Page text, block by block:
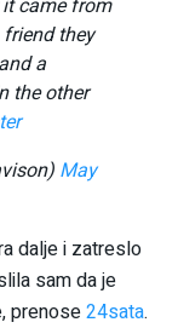
they
a
the other
May
dalje i zatreslo
sam da je
prenose24sata.